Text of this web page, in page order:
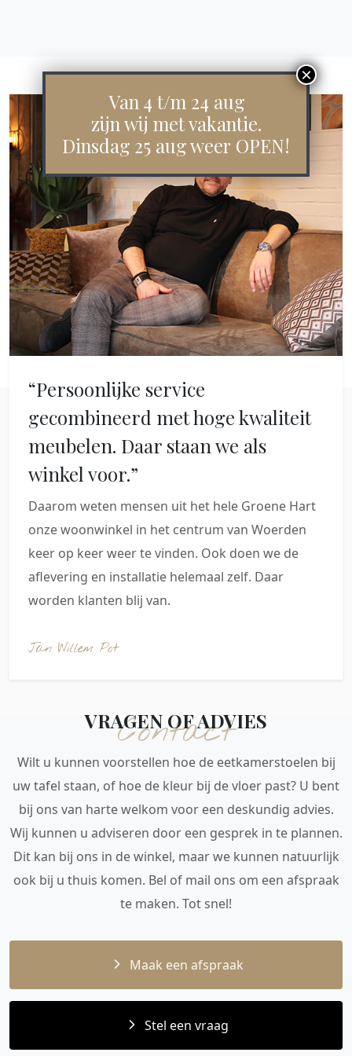
“Persoonlijke service
gecombineerd met hoge kwaliteit
meubelen. Daar staan we als
winkel voor.”
Daarom weten mensen uit het hele Groene Hart
onze woonwinkel in het centrum van Woerden
keer op keer weer te vinden. Ook doen we de
aflevering en installatie helemaal zelf. Daar
worden klanten blij van.
Jan Willem Pot
Contact
VRAGEN OF ADVIES
Wilt u kunnen voorstellen hoe de eetkamerstoelen bij
uw tafel staan, of hoe de kleur bij de vloer past? U bent
bij ons van harte welkom voor een deskundig advies.
Wij kunnen u adviseren door een gesprek in te plannen.
Dit kan bij ons in de winkel, maar we kunnen natuurlijk
ook bij u thuis komen. Bel of mail ons om een afspraak
te maken. Tot snel!
Maak een afspraak
Stel een vraag
Van 4 t/m 24 aug
zijn wij met vakantie.
Dinsdag 25 aug weer OPEN!